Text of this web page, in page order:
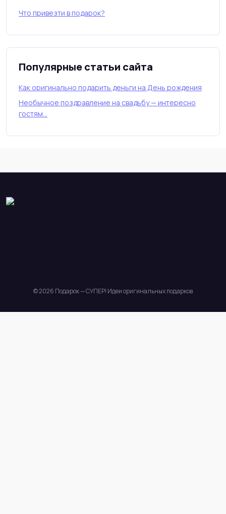
Что привезти в подарок?
Популярные статьи сайта
Как оригинально подарить деньги на День рождения
Необычное поздравление на свадьбу — интересно
гостям…
© 2026 Подарок — СУПЕР! Идеи оригинальных подарков